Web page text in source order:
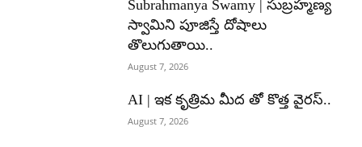
Subrahmanya Swamy | సుబ్రహ్మణ్య
స్వామిని పూజిస్తే దోషాలు
తొలుగుతాయి..
August 7, 2026
AI | ఇక కృత్రిమ మీద తో కొత్త వైరస్..
August 7, 2026